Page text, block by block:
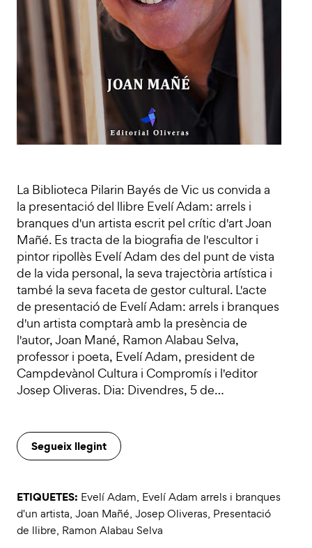
La Biblioteca Pilarin Bayés de Vic us convida a
la presentació del llibre Evelí Adam: arrels i
branques d'un artista escrit pel crític d'art Joan
Mañé. Es tracta de la biografia de l'escultor i
pintor ripollès Evelí Adam des del punt de vista
de la vida personal, la seva trajectòria artística i
també la seva faceta de gestor cultural. L'acte
de presentació de Evelí Adam: arrels i branques
d'un artista comptarà amb la presència de
l'autor, Joan Mané, Ramon Alabau Selva,
professor i poeta, Evelí Adam, president de
Campdevànol Cultura i Compromís i l'editor
Josep Oliveras. Dia: Divendres, 5 de…
Segueix llegint
ETIQUETES: Evelí Adam, Evelí Adam arrels i branques
d'un artista, Joan Mañé, Josep Oliveras, Presentació
de llibre, Ramon Alabau Selva